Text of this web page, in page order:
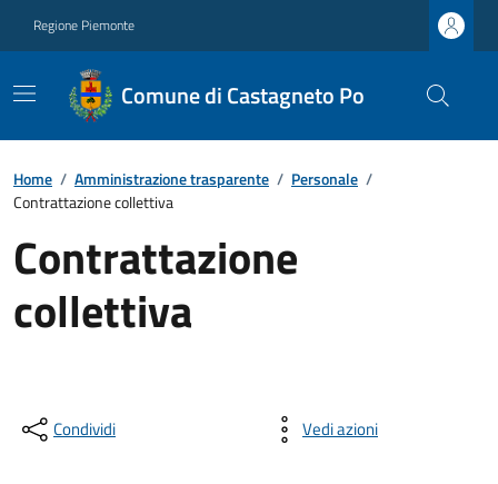
Regione Piemonte
Comune di Castagneto Po
Home / Amministrazione trasparente / Personale /
Contrattazione collettiva
Contrattazione
collettiva
Condividi Vedi azioni